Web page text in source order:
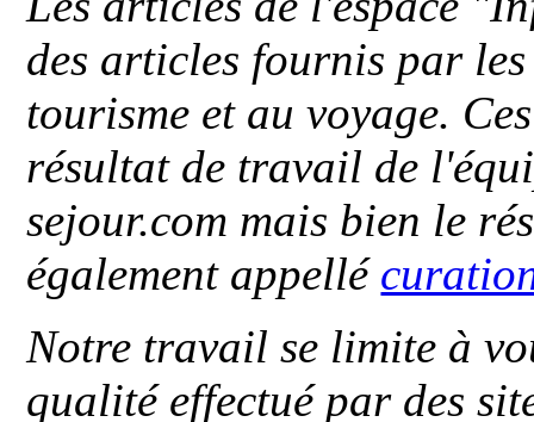
des articles fournis par
tourisme et au voyage.
résultat de travail de
sejour.com mais bien le
également appellé
Notre travail se limite à
qualité effectué par des